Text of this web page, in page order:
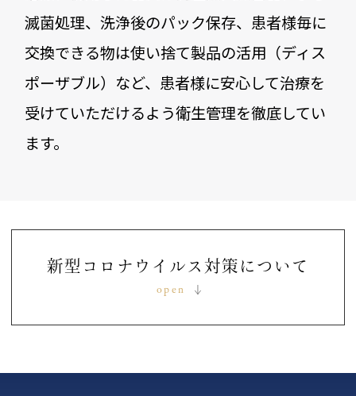
滅菌処理、洗浄後のパック保存、患者様毎に
交換できる物は使い捨て製品の活用（ディス
ポーザブル）など、 患者様に安心して治療を
受けていただけるよう衛生管理を徹底してい
ます。
新型コロナウイルス対策について